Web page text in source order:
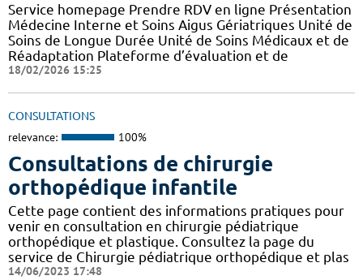
Service homepage Prendre RDV en ligne Présentation
Médecine Interne et Soins Aigus Gériatriques Unité de
Soins de Longue Durée Unité de Soins Médicaux et de
Réadaptation Plateforme d’évaluation et de
18/02/2026 15:25
CONSULTATIONS
relevance: 100%
Consultations de chirurgie
orthopédique infantile
Cette page contient des informations pratiques pour
venir en consultation en chirurgie pédiatrique
orthopédique et plastique. Consultez la page du
service de Chirurgie pédiatrique orthopédique et plas
14/06/2023 17:48